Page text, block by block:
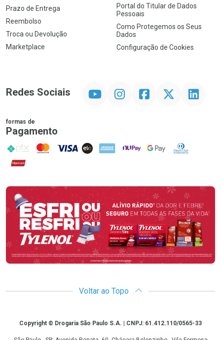
Prazo de Entrega
Reembolso
Troca ou Devolução
Marketplace
Portal do Titular de Dados
Pessoais
Como Protegemos os Seus
Dados
Configuração de Cookies
Redes Sociais InstagramFacebook Linkedin
formas de
Pagamento
PIX MasterCard
VISA ELO AMEX NuPay Google PayDiners Club
Hipercard
Promoção em Destaque
Voltar ao Topo
CopyrightCopyright © Drogaria São Paulo S.A. | CNPJ: 61.412.110/0565-33